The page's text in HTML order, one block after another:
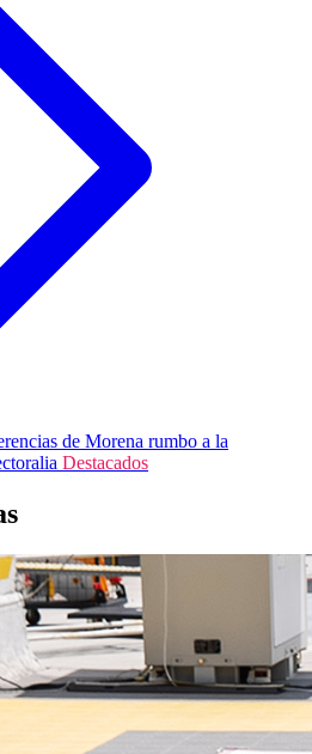
de Morena rumbo a la
Destacados